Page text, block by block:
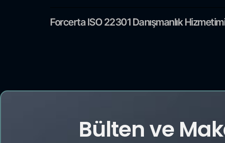
Forcerta ISO 22301 Danışmanlık
Bülten ve